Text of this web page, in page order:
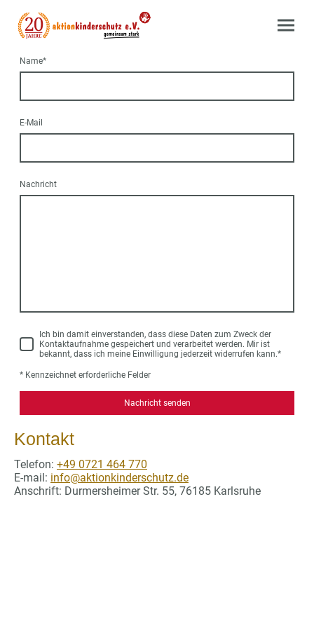
Name*
E-Mail
Nachricht
Ich bin damit einverstanden, dass diese Daten zum Zweck der
Kontaktaufnahme gespeichert und verarbeitet werden. Mir ist
bekannt, dass ich meine Einwilligung jederzeit widerrufen kann.*
* Kennzeichnet erforderliche Felder
Nachricht senden
Kontakt
Telefon: +49 0721 464 770
E-mail: info@aktionkinderschutz.de
Anschrift: Durmersheimer Str. 55, 76185 Karlsruhe